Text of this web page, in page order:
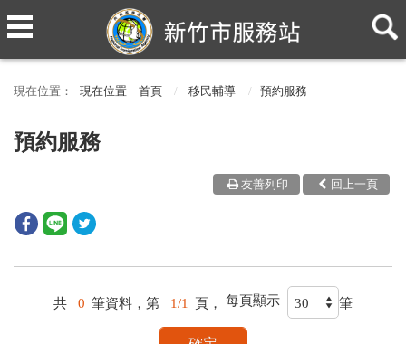
現在位置 首頁 移民輔導 預約服務
預約服務
回上一頁
友善列印
共 0 筆資料，第 1/1 頁， 每頁顯示 筆